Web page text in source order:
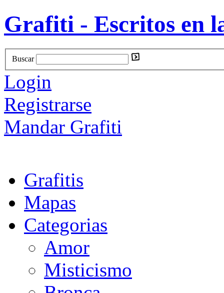
Grafiti - Escritos en
Buscar
Login
Registrarse
Mandar Grafiti
Grafitis
Mapas
Categorias
Amor
Misticismo